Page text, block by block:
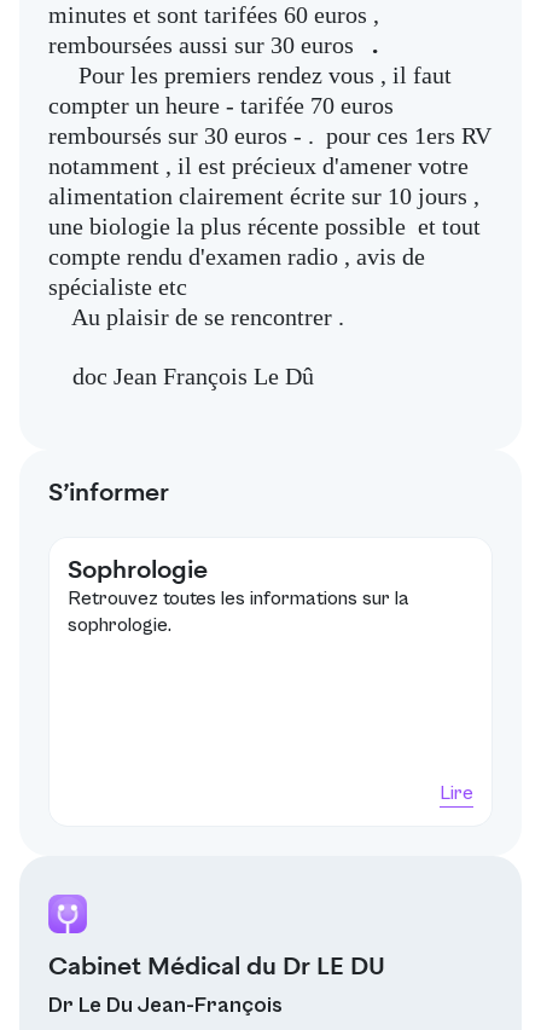
minutes et sont tarifées 60 euros ,
remboursées aussi sur 30 euros
.
Pour les premiers rendez vous , il faut
compter un heure - tarifée 70 euros
remboursés sur 30 euros - . pour ces 1ers RV
notamment , il est précieux d'amener votre
alimentation clairement écrite sur 10 jours ,
une biologie la plus récente possible et tout
compte rendu d'examen radio , avis de
spécialiste etc
Au plaisir de se rencontrer .
doc Jean François Le Dû
S’informer
Sophrologie
Retrouvez toutes les informations sur la
sophrologie.
Lire
Cabinet Médical du Dr LE DU
Dr Le Du Jean-François